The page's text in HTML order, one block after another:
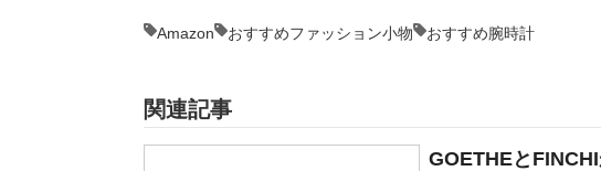
Amazon おすすめファッション小物 おすすめ腕時計
関連記事
GOETHEと